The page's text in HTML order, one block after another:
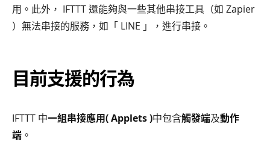
用。此外， IFTTT 還能夠與一些其他串接工具（如 Zapier
）無法串接的服務，如「 LINE 」，進行串接。
目前支援的行為
IFTTT 中一組串接應用( Applets )中包含觸發端及動作
端 。